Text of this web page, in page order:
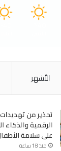
الأشهر
تحذير من
الرقمية والذكاء
على سلامة
منذ 18 ساعة